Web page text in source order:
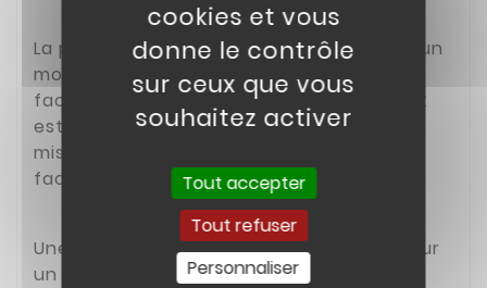
La pocket 50cc MX STORM est équipée d’un
moteur 2 temps 50cc automatique. Pour
faciliter le démarrage, cette moto enfant
est équipée du tout dernier système de
mise en route EASY START (démarrage
facile).
Une pocket bike 50cc haut de gamme pour
un maximum de fiabilité :
cookies et vous
donne le contrôle
sur ceux que vous
souhaitez activer
Tout accepter
Tout refuser
Personnaliser